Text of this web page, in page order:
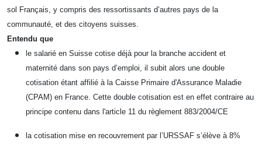
sol Français, y compris des ressortissants d’autres pays de la
communauté, et des citoyens suisses.
Entendu que
le salarié en Suisse cotise déjà pour la branche accident et
maternité dans son pays d’emploi, il subit alors une double
cotisation étant affilié à la Caisse Primaire d'Assurance Maladie
(CPAM) en France. Cette double cotisation est en effet contraire au
principe contenu dans l'article 11 du règlement 883/2004/CE
la cotisation mise en recouvrement par l’URSSAF s’élève à 8%